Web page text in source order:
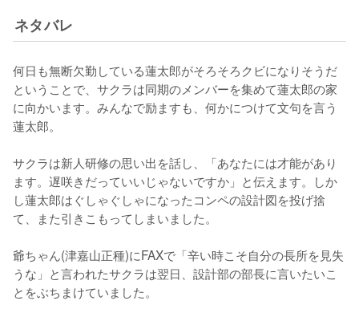
ネタバレ
何日も無断欠勤している蓮太郎がそろそろクビになりそうだ
ということで、サクラは同期のメンバーを集めて蓮太郎の家
に向かいます。みんなで励ますも、何かにつけて文句を言う
蓮太郎。
サクラは新人研修の思い出を話し、「あなたには才能があり
ます。遅咲きだっていいじゃないですか」と伝えます。しか
し蓮太郎はぐしゃぐしゃになったコンペの設計図を投げ捨
て、また引きこもってしまいました。
爺ちゃん(津嘉山正種)にFAXで「辛い時こそ自分の長所を見失
うな」と言われたサクラは翌日、設計部の部長に言いたいこ
とをぶちまけていました。